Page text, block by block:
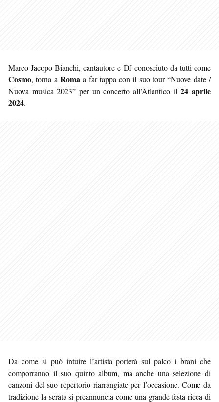
Marco Jacopo Bianchi, cantautore e DJ conosciuto da tutti come
Cosmo, torna a Roma a far tappa con il suo tour “Nuove date /
Nuova musica 2023” per un concerto all’Atlantico il24 aprile
2024.
Da come si può intuire l’artista porterà sul palco i brani che
comporranno il suo quinto album, ma anche una selezione di
canzoni del suo repertorio riarrangiate per l’occasione. Come da
tradizione la serata si preannuncia come una grande festa ricca di